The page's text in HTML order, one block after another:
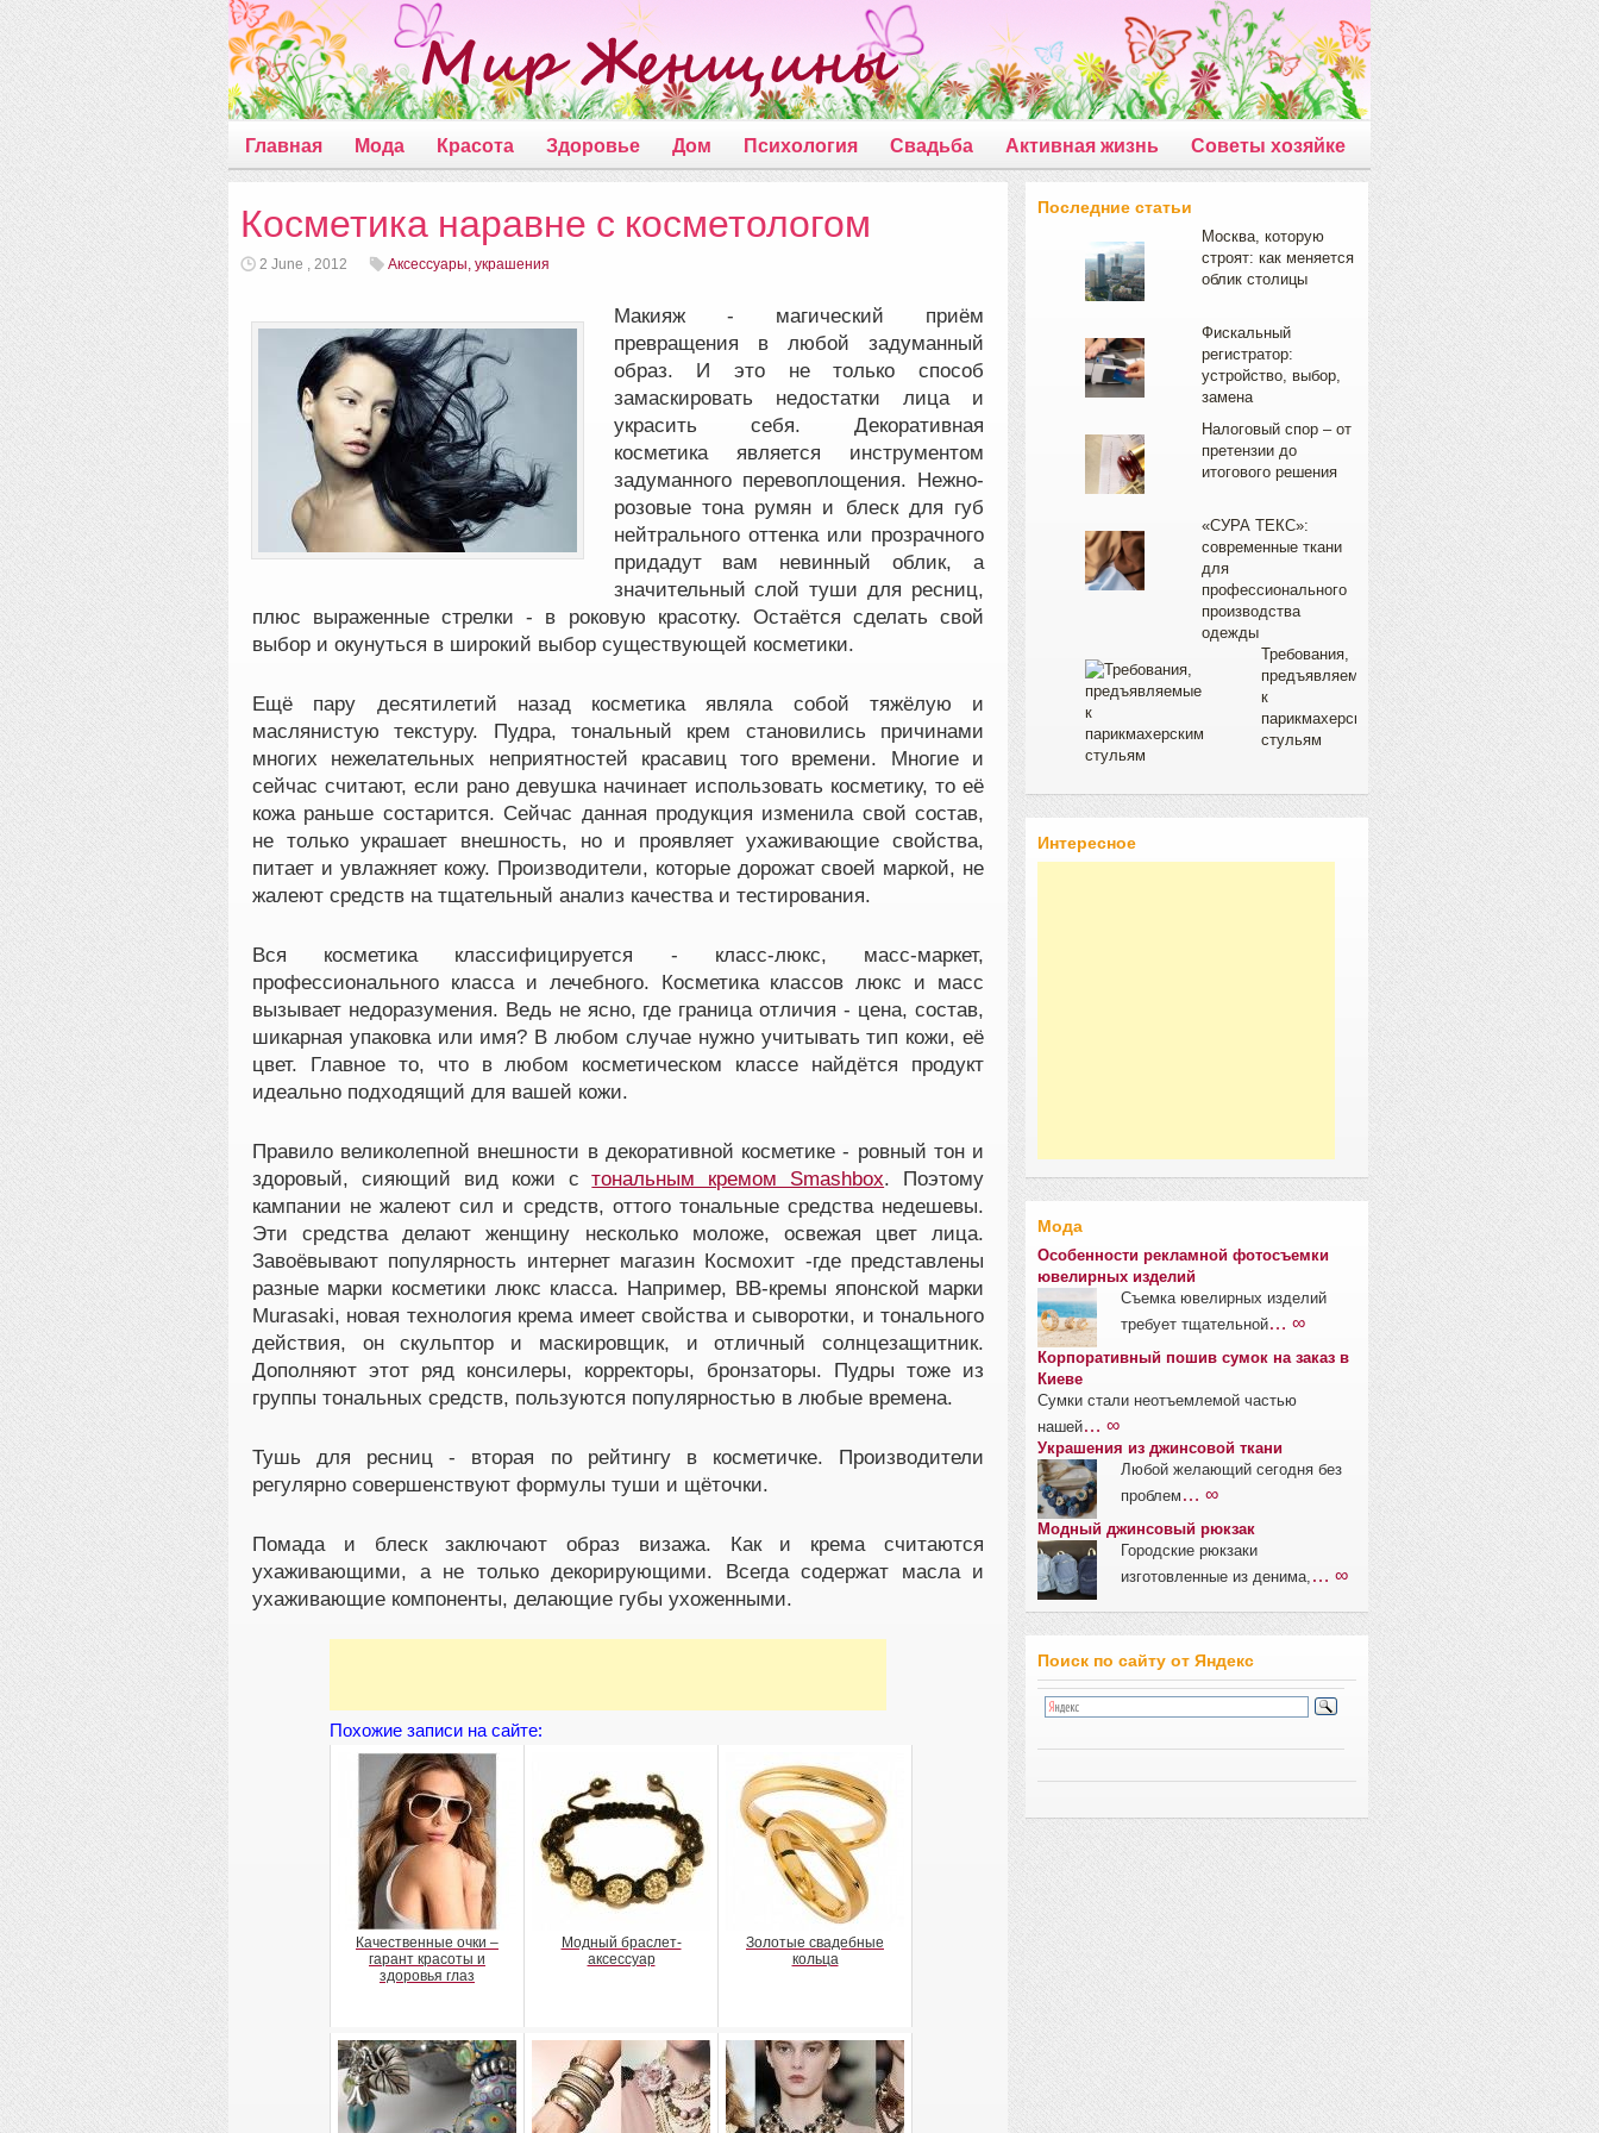
Главная Мода Красота Здоровье Дом Психология Свадьба Активная жизнь Советы хозяйке
Косметика наравне с косметологом
2 June , 2012 Аксессуары, украшения
Макияж - магический приём
превращения в любой задуманный
образ. И это не только способ
замаскировать недостатки лица и
украсить себя. Декоративная
косметика является инструментом
задуманного перевоплощения. Нежно-
розовые тона румян и блеск для губ
нейтрального оттенка или прозрачного
придадут вам невинный облик, а
значительный слой туши для ресниц,
плюс выраженные стрелки - в роковую красотку. Остаётся сделать свой
выбор и окунуться в широкий выбор существующей косметики.
Ещё пару десятилетий назад косметика являла собой тяжёлую и
маслянистую текстуру. Пудра, тональный крем становились причинами
многих нежелательных неприятностей красавиц того времени. Многие и
сейчас считают, если рано девушка начинает использовать косметику, то её
кожа раньше состарится. Сейчас данная продукция изменила свой состав,
не только украшает внешность, но и проявляет ухаживающие свойства,
питает и увлажняет кожу. Производители, которые дорожат своей маркой, не
жалеют средств на тщательный анализ качества и тестирования.
Вся косметика классифицируется - класс-люкс, масс-маркет,
профессионального класса и лечебного. Косметика классов люкс и масс
вызывает недоразумения. Ведь не ясно, где граница отличия - цена, состав,
шикарная упаковка или имя? В любом случае нужно учитывать тип кожи, её
цвет. Главное то, что в любом косметическом классе найдётся продукт
идеально подходящий для вашей кожи.
Правило великолепной внешности в декоративной косметике - ровный тон и
здоровый, сияющий вид кожи стональным кремом Smashbox. Поэтому
кампании не жалеют сил и средств, оттого тональные средства недешевы.
Эти средства делают женщину несколько моложе, освежая цвет лица.
Завоёвывают популярность интернет магазин Космохит -где представлены
разные марки косметики люкс класса. Например, ВВ-кремы японской марки
Murasaki, новая технология крема имеет свойства и сыворотки, и тонального
действия, он скульптор и маскировщик, и отличный солнцезащитник.
Дополняют этот ряд консилеры, корректоры, бронзаторы. Пудры тоже из
группы тональных средств, пользуются популярностью в любые времена.
Тушь для ресниц - вторая по рейтингу в косметичке. Производители
регулярно совершенствуют формулы туши и щёточки.
Помада и блеск заключают образ визажа. Как и крема считаются
ухаживающими, а не только декорирующими. Всегда содержат масла и
ухаживающие компоненты, делающие губы ухоженными.
Похожие записи на сайте:
Качественные очки –
гарант красоты и
здоровья глаз
Модный браслет-
аксессуар
Золотые свадебные
кольца
Последние статьи
Москва, которую
строят: как меняется
облик столицы
Фискальный
регистратор:
устройство, выбор,
замена
Налоговый спор – от
претензии до
итогового решения
«СУРА ТЕКС»:
современные ткани
для
профессионального
производства
одежды
Требования,
предъявляемые
к
парикмахерским
стульям
Интересное
Мода
Особенности рекламной фотосъемки
ювелирных изделий
Съемка ювелирных изделий
требует тщательной… ∞
Корпоративный пошив сумок на заказ в
Киеве
Сумки стали неотъемлемой частью
нашей… ∞
Украшения из джинсовой ткани
Любой желающий сегодня без
проблем … ∞
Модный джинсовый рюкзак
Городские рюкзаки
изготовленные из денима, … ∞
Поиск по сайту от Яндекс